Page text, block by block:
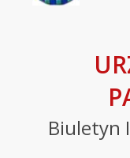
Biuletyn
URZĄD